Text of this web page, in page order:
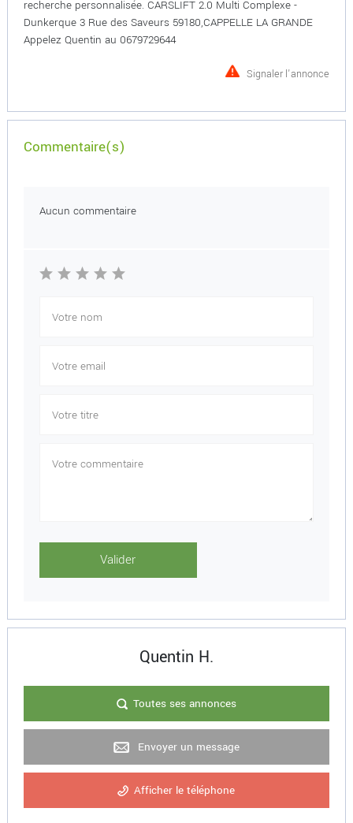
recherche personnalisée. CARSLIFT 2.0 Multi Complexe -
Dunkerque 3 Rue des Saveurs 59180,CAPPELLE LA GRANDE
Appelez Quentin au 0679729644
Signaler l'annonce
Commentaire(s)
Aucun commentaire
Quentin H.
Toutes ses annonces
Envoyer un message
Afficher le téléphone